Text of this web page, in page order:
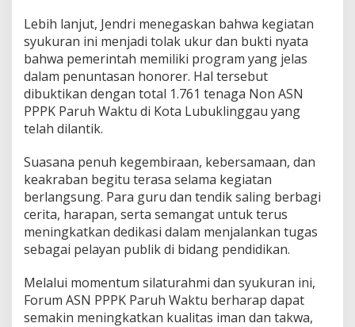
Lebih lanjut, Jendri menegaskan bahwa kegiatan
syukuran ini menjadi tolak ukur dan bukti nyata
bahwa pemerintah memiliki program yang jelas
dalam penuntasan honorer. Hal tersebut
dibuktikan dengan total 1.761 tenaga Non ASN
PPPK Paruh Waktu di Kota Lubuklinggau yang
telah dilantik.
Suasana penuh kegembiraan, kebersamaan, dan
keakraban begitu terasa selama kegiatan
berlangsung. Para guru dan tendik saling berbagi
cerita, harapan, serta semangat untuk terus
meningkatkan dedikasi dalam menjalankan tugas
sebagai pelayan publik di bidang pendidikan.
Melalui momentum silaturahmi dan syukuran ini,
Forum ASN PPPK Paruh Waktu berharap dapat
semakin meningkatkan kualitas iman dan takwa,